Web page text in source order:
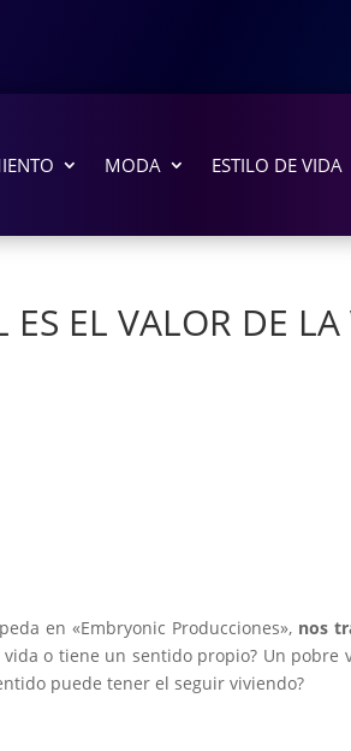
MODA ESTILO DE VIDA
ES EL VALOR DE
en «Embryonic Producciones», nos
o tiene un sentido propio? Un pobre
puede tener el seguir viviendo?